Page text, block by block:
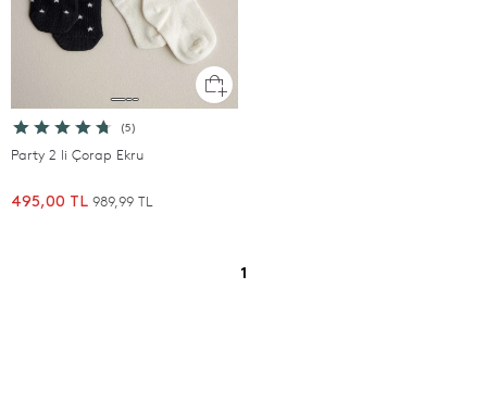
(5)
Party 2 li Çorap Ekru
495,00 TL 989,99 TL
1